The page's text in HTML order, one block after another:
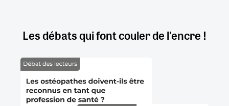
Les débats qui font couler de l'encre !